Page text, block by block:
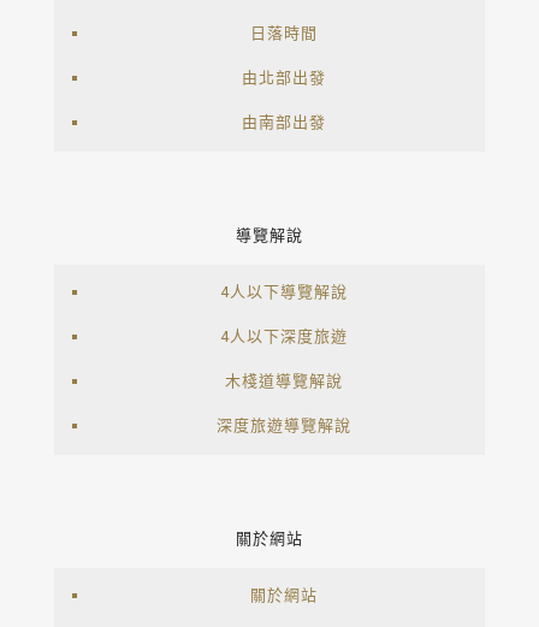
日落時間
由北部出發
由南部出發
導覽解說
4人以下導覽解說
4人以下深度旅遊
木棧道導覽解說
深度旅遊導覽解說
關於網站
關於網站